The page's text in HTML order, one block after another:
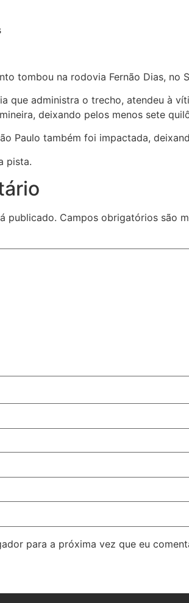
tombou na rodovia Fernão Dias,
que administra o trecho, atendeu à
deixando pelos menos sete
Paulo também foi impactada,
pista.
publicado. Campos obrigatórios são
para a próxima vez que eu